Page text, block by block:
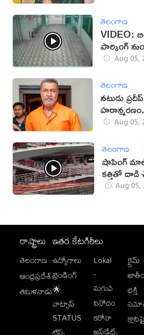
తెలంగాణ
VIDEO:
పార్కింగ్
Aug 05,
తెలంగాణ
నటుడు
స్పందనపై
Aug 05,
తెలంగాణ
షాపింగ్
కత్తితో దాడి
(వీడియో)
Aug 05,
రాష్ట్రాలు
తెలంగాణ
ఆంధ్రప్రదేశ్
తమిళనాడు
ఇతర కేటగిరీలు
ఉద్యోగాలు
ట్రెండింగ్
🌟
వాట్సాప్
STATUS
Lokal
-
మగువ
వినోదం
కరోనా
అప్‌డేట్స్
క్రైమ్
భక్తి